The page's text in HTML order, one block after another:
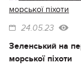
24.05.23
Зеленський на
морської піхоти